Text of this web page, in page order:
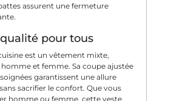
assurent une fermeture
pour tous
est un vêtement mixte,
et femme. Sa coupe ajustée
garantissent une allure
sacrifier le confort. Que vous
homme ou femme, cette veste